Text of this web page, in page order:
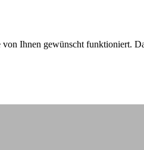
Ihnen gewünscht funktioniert.